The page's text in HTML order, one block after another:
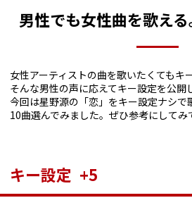
男性でも女性曲を歌える
女性アーティストの曲を歌いたくてもキ
そんな男性の声に応えてキー設定を公開
今回は星野源の「恋」をキー設定ナシで
10曲選んでみました。ぜひ参考にしてみ
キー設定 +5